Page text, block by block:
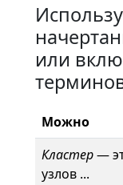
или
Можно
Кластер—
узлов ...